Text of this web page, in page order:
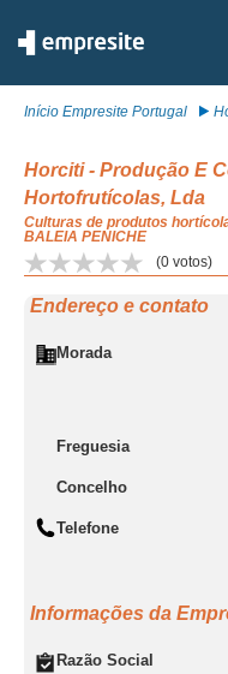
Início Empresite Portugal
Horciti - Produção E
Hortofrutícolas, Lda
Culturas de produtos
BALEIA PENICHE
(0 votos)
Endereço e contato
Morada
Freguesia
Concelho
Telefone
Informações da
Razão Social